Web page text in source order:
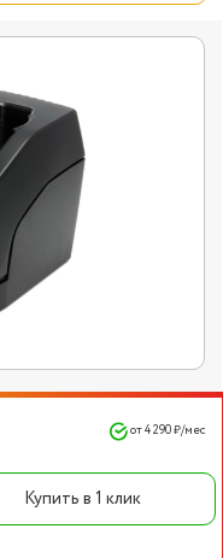
от 4 290 ₽/мес
Купить в 1 клик